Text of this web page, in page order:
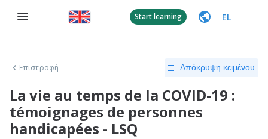
Start learning EL
Επιστροφή Απόκρυψη κειμένου
La vie au temps de la COVID-19 :
témoignages de personnes
handicapées - LSQ